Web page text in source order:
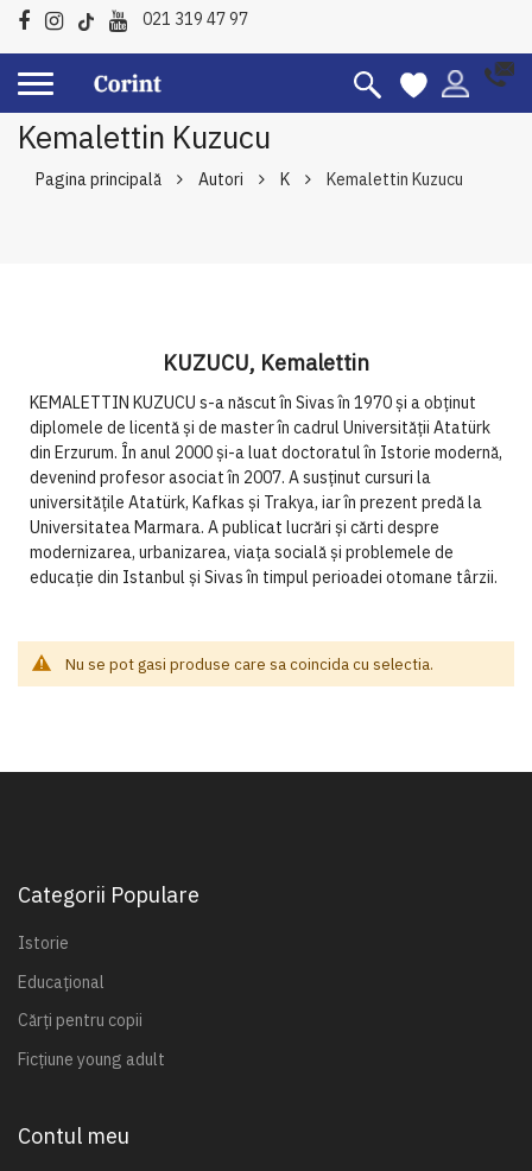
021 319 47 97
Kemalettin Kuzucu
Pagina principală Autori K Kemalettin Kuzucu
KUZUCU, Kemalettin
KEMALETTIN KUZUCU s-a născut în Sivas în 1970 și a obținut
diplomele de licentă și de master în cadrul Universității Atatürk
din Erzurum. În anul 2000 și-a luat doctoratul în Istorie modernă,
devenind profesor asociat în 2007. A susținut cursuri la
universitățile Atatürk, Kafkas și Trakya, iar în prezent predă la
Universitatea Marmara. A publicat lucrări și cărti despre
modernizarea, urbanizarea, viața socială și problemele de
educație din Istanbul și Sivas în timpul perioadei otomane târzii.
Nu se pot gasi produse care sa coincida cu selectia.
Categorii Populare
Istorie
Educațional
Cărți pentru copii
Ficțiune young adult
Contul meu